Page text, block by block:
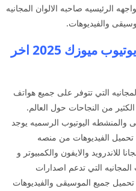
الرئيسيه صاحبه الالوان المجانيه
والفيديوهات.
تنزيل YouTube Music يوتيوب ميوزك 2025 اخر
التي تتوفر على جميع هواتف
من النجاحات حول العالم.
والمنشطه اليوتيوب الرسميه يوجد
الفيديوهات من منصه
للاندرويد والايفون والكمبيوتر و
التي تدعم اصدارات
تحميل جميع الموسيقى والفيديوهات